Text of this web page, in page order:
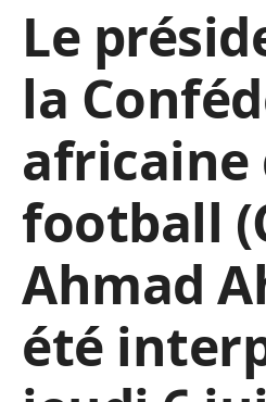
Le
la
africaine
football
Ahmad
été